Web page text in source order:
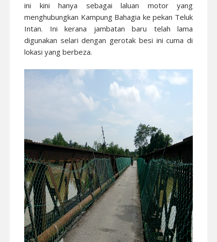
ini kini hanya sebagai laluan motor yang
menghubungkan Kampung Bahagia ke pekan Teluk
Intan. Ini kerana jambatan baru telah lama
digunakan selari dengan gerotak besi ini cuma di
lokasi yang berbeza.